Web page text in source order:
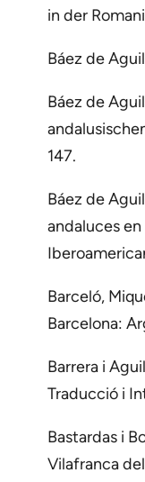
in der
Báez de
Báez de
147.
Báez de
andaluces
Barceló,
Barcelona:
Barrera i
Traducció i
Bastardas i
Vilafranca